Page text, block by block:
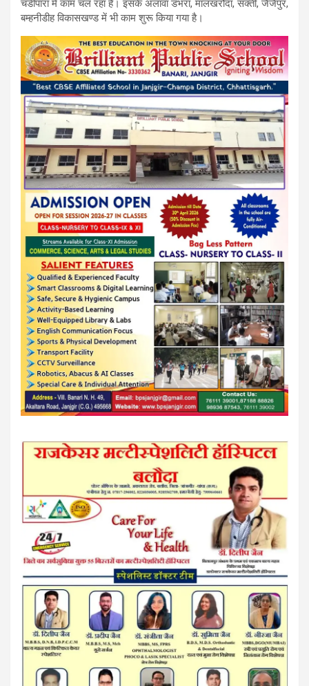
चंडीपारा में काम चल रहा है। इसके अलावा डभरा, मालखरौदा, सक्ती, जैजैपुर,
बम्हनीडीह विकासखण्ड में भी काम शुरू किया गया है।